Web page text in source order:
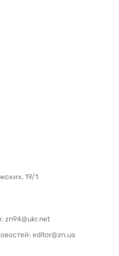
19/1
zn94@ukr.net
editor@zn.ua